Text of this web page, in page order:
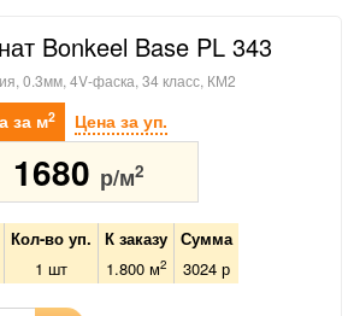
Bonkeel Base PL 343
0.3мм, 4V-фаска, 34 класс, КМ2
за м2 Цена за уп.
1680 р/м2
Кол-во уп. К заказу
Сумма
1 шт 1.800м2 3024р